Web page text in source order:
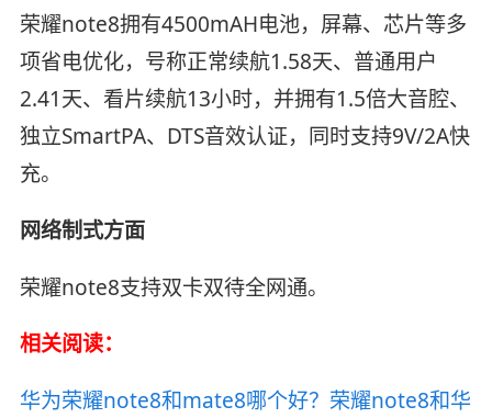
荣耀note8拥有4500mAH电池，屏幕、芯片等多
项省电优化，号称正常续航1.58天、普通用户
2.41天、看片续航13小时，并拥有1.5倍大音腔、
独立SmartPA、DTS音效认证，同时支持9V/2A快
充。
网络制式方面
荣耀note8支持双卡双待全网通。
相关阅读：
华为荣耀note8和mate8哪个好？荣耀note8和华